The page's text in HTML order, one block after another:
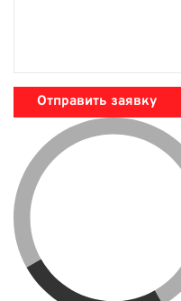
Отправить заявку